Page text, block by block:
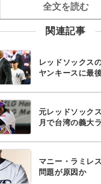
全文を読む
関連記事
レッドソックス
ヤンキースに最
元レッドソック
月で台湾の義大
マニー・ラミレ
問題が原因か